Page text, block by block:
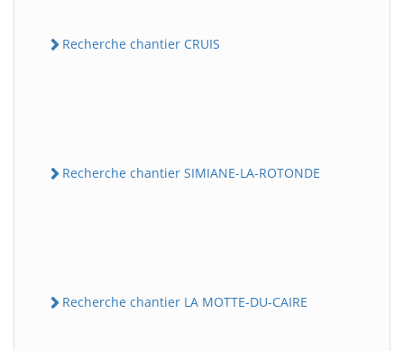
Recherche chantier CRUIS
Recherche chantier SIMIANE-LA-ROTONDE
Recherche chantier LA MOTTE-DU-CAIRE